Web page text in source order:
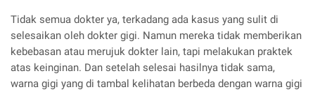
Tidak semua dokter ya, terkadang ada kasus yang sulit di
selesaikan oleh dokter gigi. Namun mereka tidak memberikan
kebebasan atau merujuk dokter lain, tapi melakukan praktek
atas keinginan. Dan setelah selesai hasilnya tidak sama,
warna gigi yang di tambal kelihatan berbeda dengan warna gigi